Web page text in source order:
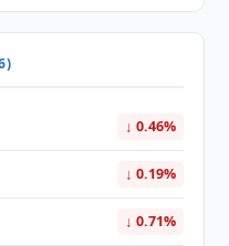
↓ 0.46%
↓ 0.19%
↓ 0.71%